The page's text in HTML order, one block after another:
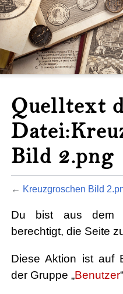
Quelltext
Bild 2.png
← Kreuzgroschen Bild
Du bist aus dem
berechtigt, die Seite
Diese Aktion ist auf
der Gruppe „Benutzer